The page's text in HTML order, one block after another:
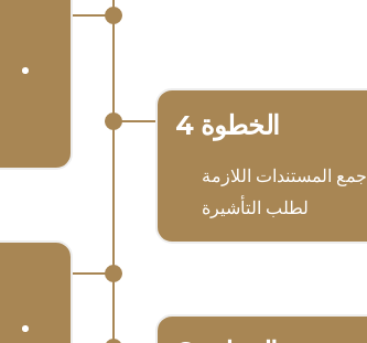
الخطوة 4
جمع المستندات اللازمة
لطلب التأشيرة